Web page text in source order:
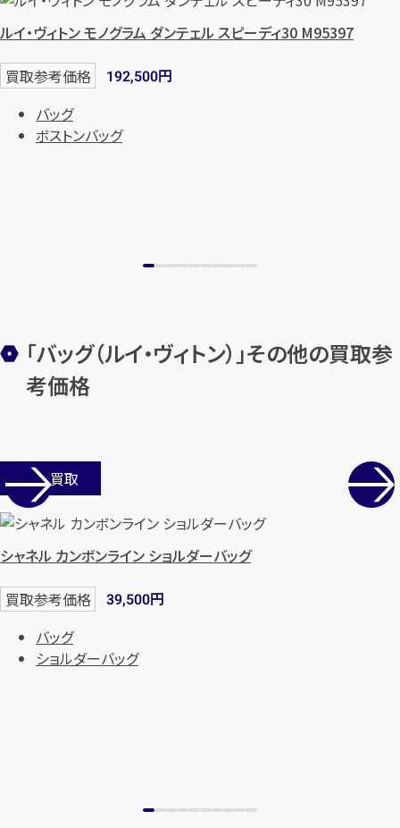
【総合受付】24時間・年中無休(年末年
始除く)
ルイ・ヴィトン モノグラム ダンテェル スピーディ30 M95397
買取参考価格 192,500円
バッグ
ボストンバッグ
「バッグ（ルイ・ヴィトン）」その他の買取参
考価格
店舗買取
シャネル カンボンライン ショルダーバッグ
買取参考価格 39,500円
バッグ
ショルダーバッグ